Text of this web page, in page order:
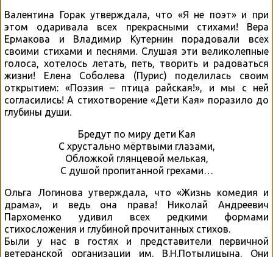
Валентина Горак утверждала, что «Я не поэт» и при
этом одаривала всех прекрасными стихами! Вера
Ермакова и Владимир Кутернин порадовали всех
своими стихами и песнями. Слушая эти великолепные
голоса, хотелось летать, петь, творить и радоваться
жизни! Елена Соболева (Пурис) поделилась своим
открытием: «Поэзия – птица райская!», и мы с ней
согласились! А стихотворение «Дети Кая» поразило до
глубины души.
Бредут по миру дети Кая
С хрустально мёртвыми глазами,
Обложкой глянцевой мелькая,
С душой пропитанной грехами…
Ольга Логинова утверждала, что «Жизнь комедия и
драма», и ведь она права! Николай Андреевич
Пархоменко удивил всех редкими формами
стихосложения и глубиной прочитанных стихов.
Были у нас в гостях и представители первичной
ветеранской организации им. В.Н.Потылицына. Они